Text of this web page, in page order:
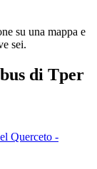
su una mappa e
sei.
di Tper
Querceto -